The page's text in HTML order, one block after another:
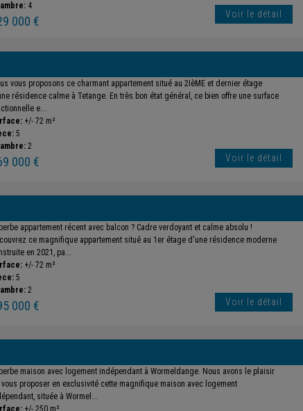
4
000 € Voir le détail
vous proposons ce charmant appartement situé au 2IèME et dernier étage
résidence calme à Tetange. En très bon état général, ce bien offre une surface
e...
+/- 72 m²
5
2
000 € Voir le détail
appartement récent avec balcon ? Cadre verdoyant et calme absolu !
ce magnifique appartement situé au 1er étage d'une résidence moderne
en 2021, pa...
+/- 72 m²
5
2
000 € Voir le détail
maison avec logement indépendant à Wormeldange. Nous avons le plaisir
vous proposer en exclusivité cette magnifique maison avec logement
située à Wormel...
+/- 250 m²